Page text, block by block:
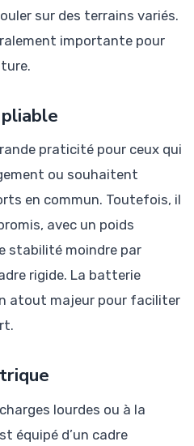
sur des terrains variés.
importante pour
praticité pour ceux qui
ou souhaitent
en commun. Toutefois, il
avec un poids
stabilité moindre par
rigide. La batterie
atout majeur pour faciliter
lourdes ou à la
équipé d’un cadre